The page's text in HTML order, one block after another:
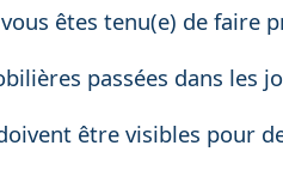
êtes tenu(e) de faire
passées dans les
être visibles pour